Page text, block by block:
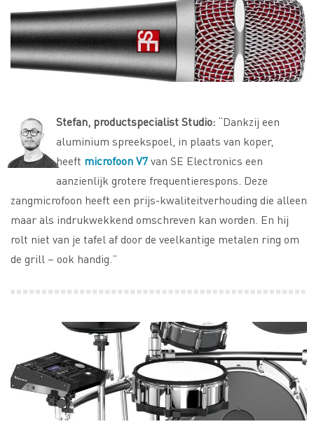
Stefan, productspecialist Studio: “Dankzij een
aluminium spreekspoel, in plaats van koper,
heeft microfoon V7van SE Electronics een
aanzienlijk grotere frequentierespons. Deze
zangmicrofoon heeft een prijs-kwaliteitverhouding die alleen
maar als indrukwekkend omschreven kan worden. En hij
rolt niet van je tafel af door de veelkantige metalen ring om
de grill – ook handig.”